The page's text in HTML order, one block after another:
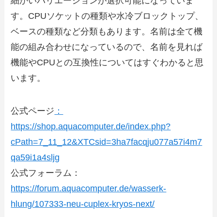
す。CPUソケットの種類や水冷ブロックトップ、
ベースの種類など分類もあります。名前は全て機
能の組み合わせになっているので、名前を見れば
機能やCPUとの互換性についてはすぐわかると思
います。
公式ページ ：
https://shop.aquacomputer.de/index.php?
cPath=7_11_12&XTCsid=3ha7facqju077a57i4m7
qa59i1a4sljg
公式フォーラム：
https://forum.aquacomputer.de/wasserk-
hlung/107333-neu-cuplex-kryos-next/